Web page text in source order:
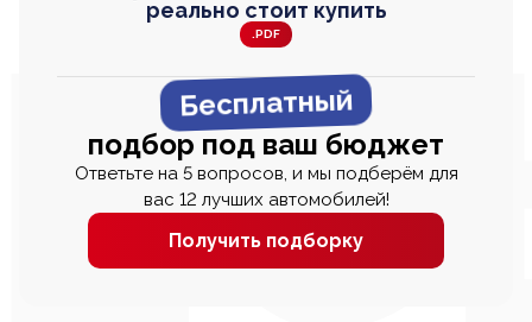
реально стоит купить
.PDF
Бесплатный
подбор под ваш бюджет
Ответьте на 5 вопросов, и мы подберём для
вас 12 лучших автомобилей!
Получить подборку